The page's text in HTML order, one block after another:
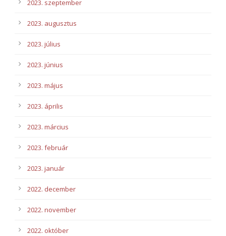
2023. szeptember
2023. augusztus
2023. július
2023. június
2023. május
2023. április
2023. március
2023. február
2023. január
2022. december
2022. november
2022. október